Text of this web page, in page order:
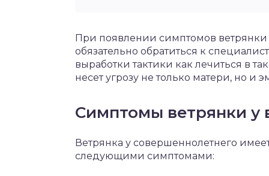
При появлении симптомов
обязательно обратиться к
выработки тактики как лечиться в
несет угрозу не только матери, но и
Симптомы ветрянки у
Ветрянка у совершеннолетнего
следующими симптомами: